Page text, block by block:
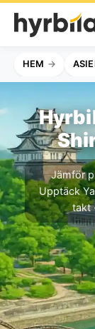
HEM
Jämför
Upptäck
takt